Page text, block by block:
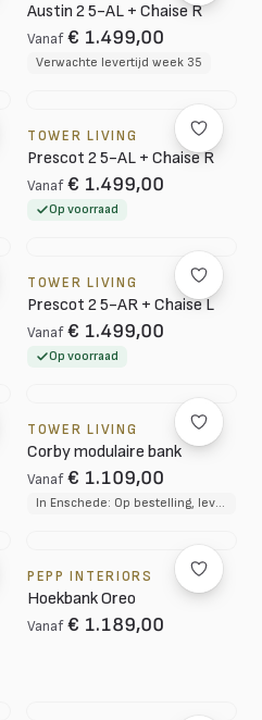
Austin 2 5-AL + Chaise R
Vanaf € 1.499,00
Verwachte levertijd week 35
TOWER LIVING
Prescot 2 5-AL + Chaise R
Vanaf € 1.499,00
Op voorraad
TOWER LIVING
Prescot 2 5-AR + Chaise L
Vanaf € 1.499,00
Op voorraad
TOWER LIVING
Corby modulaire bank
Vanaf € 1.109,00
In Enschede: Op bestelling, levertijd circa 12 weken
PEPP INTERIORS
Hoekbank Oreo
Vanaf € 1.189,00